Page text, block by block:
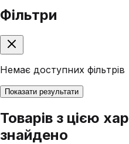
Фільтри
Немає доступних фільтрів
Показати результати
Товарів з цією
знайдено